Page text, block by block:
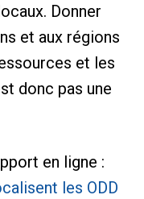
Donner
et aux régions
et les
donc pas une
en ligne :
les ODD